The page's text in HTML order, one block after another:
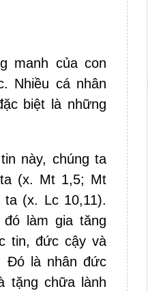
manh của con
Nhiều cá nhân
biệt là những
này, chúng ta
(x. Mt 1,5; Mt
(x. Lc 10,11).
làm gia tăng
tin, đức cậy và
Đó là nhân đức
tặng chữa lành